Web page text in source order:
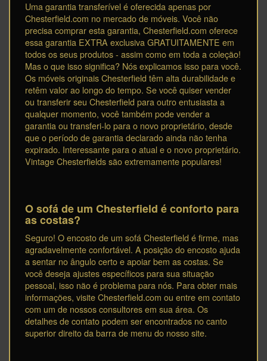
Uma garantia transferível é oferecida apenas por
Chesterfield.com no mercado de móveis. Você não
precisa comprar esta garantia, Chesterfield.com oferece
essa garantia EXTRA exclusiva GRATUITAMENTE em
todos os seus produtos - assim como em toda a coleção!
Mas o que isso significa? Nós explicamos isso para você.
Os móveis originais Chesterfield têm alta durabilidade e
retêm valor ao longo do tempo. Se você quiser vender
ou transferir seu Chesterfield para outro entusiasta a
qualquer momento, você também pode vender a
garantia ou transferi-lo para o novo proprietário, desde
que o período de garantia declarado ainda não tenha
expirado. Interessante para o atual e o novo proprietário.
Vintage Chesterfields são extremamente populares!
O sofá de um Chesterfield é conforto para
as costas?
Seguro! O encosto de um sofá Chesterfield é firme, mas
agradavelmente confortável. A posição do encosto ajuda
a sentar no ângulo certo e apoiar bem as costas. Se
você deseja ajustes específicos para sua situação
pessoal, isso não é problema para nós. Para obter mais
informações, visite Chesterfield.com ou entre em contato
com um de nossos consultores em sua área. Os
detalhes de contato podem ser encontrados no canto
superior direito da barra de menu do nosso site.